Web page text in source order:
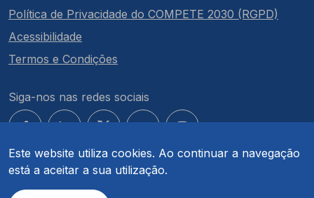
Este website utiliza cookies. Ao continuar a navegação
está a aceitar a sua utilização.
Política de Privacidade do COMPETE 2030 (RGPD)
Acessibilidade
Termos e Condições
Siga-nos nas redes sociais